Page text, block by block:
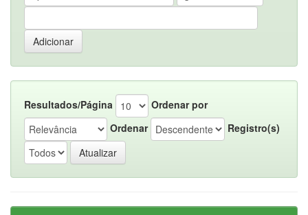
Resultados/Página
Ordenar por
Ordenar
Registro(s)